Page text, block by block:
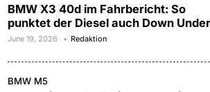
BMW X3 40d im Fahrbericht: So
punktet der Diesel auch Down Under
June 19, 2026 Redaktion
BMW M5